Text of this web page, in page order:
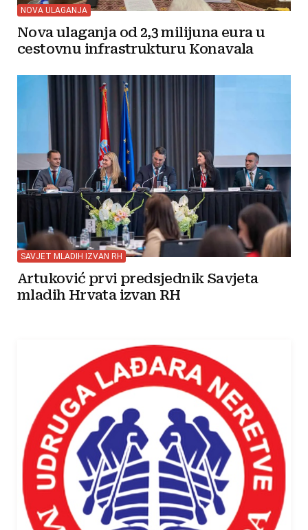
NOVA ULAGANJA
Nova ulaganja od 2,3 milijuna eura u
cestovnu infrastrukturu Konavala
SAVJET MLADIH IZVAN RH
Artuković prvi predsjednik Savjeta
mladih Hrvata izvan RH